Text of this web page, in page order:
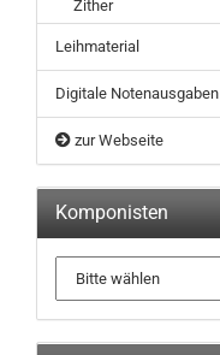
Zither
Leihmaterial
Digitale Notenausgaben
zur Webseite
Komponisten